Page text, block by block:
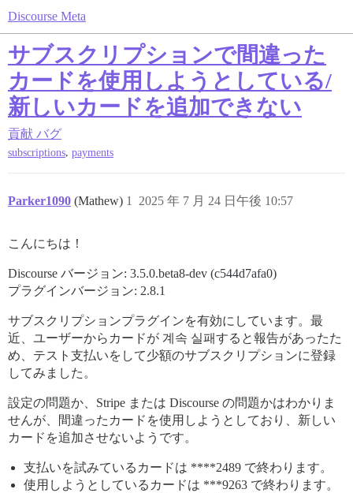
Discourse Meta
サブスクリプションで間違った
カードを使用しようとしている/
新しいカードを追加できない
貢献 バグ
subscriptions, payments
Parker1090 (Mathew) 2025 年 7 月 24 日午後 10:57
1
こんにちは！
Discourse バージョン: 3.5.0.beta8-dev (c544d7afa0)
プラグインバージョン: 2.8.1
サブスクリプションプラグインを有効にしています。最
近、ユーザーからカードが 계속 실패すると報告があったた
め、テスト支払いをして少額のサブスクリプションに登録
してみました。
設定の問題か、Stripe または Discourse の問題かはわかりま
せんが、間違ったカードを使用しようとしており、新しい
カードを追加させないようです。
支払いを試みているカードは ****2489 で終わります。
使用しようとしているカードは ***9263 で終わります。